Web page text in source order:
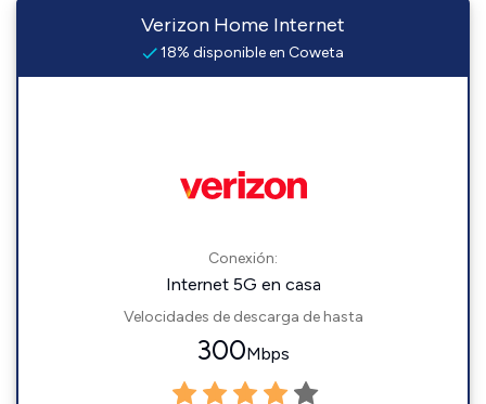
Verizon Home Internet
18% disponible en Coweta
Conexión:
Internet 5G en casa
Velocidades de descarga de hasta
300Mbps